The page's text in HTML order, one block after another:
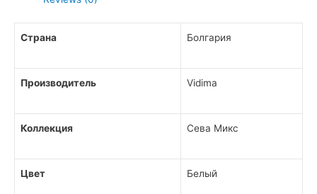
Страна Болгария
Производитель Vidima
Коллекция Сева Микс
Цвет Белый